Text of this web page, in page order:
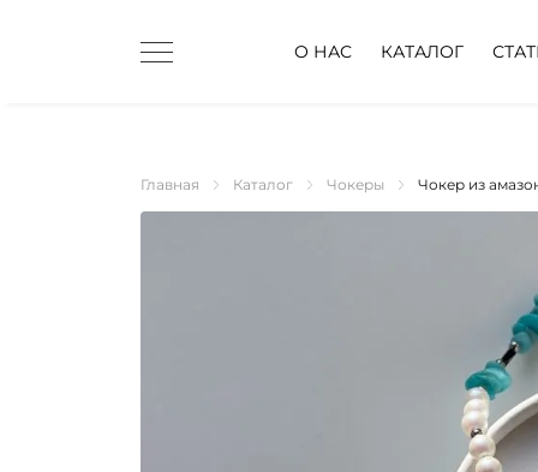
О НАС КАТАЛОГ
Главная Каталог Чокеры Чокер из